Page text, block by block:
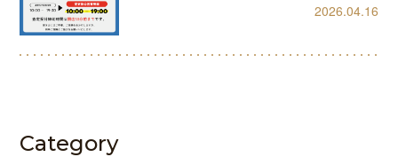
2026.04.16
Category